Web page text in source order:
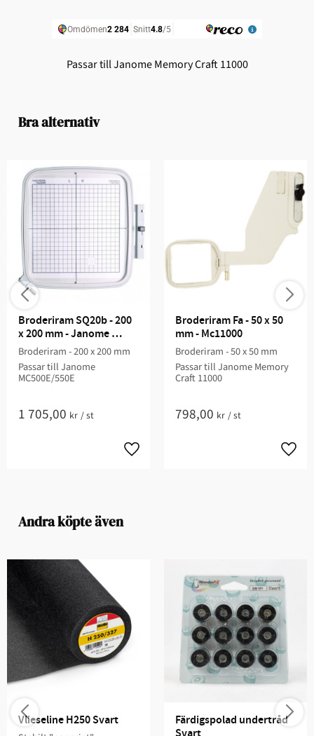
Passar till Janome Memory Craft 11000
Bra alternativ
Broderiram SQ20b - 200
x 200 mm - Janome
MC500E/550E
Broderiram - 200 x 200 mm
Passar till Janome
MC500E/550E
1 705,00 kr /st
Broderiram Fa - 50 x 50
mm - Mc11000
Broderiram - 50 x 50 mm
Passar till Janome Memory
Craft 11000
798,00 kr /st
Andra köpte även
Vlieseline H250 Svart
Färdigspolad undertråd